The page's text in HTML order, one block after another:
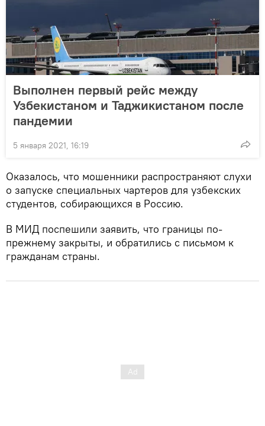
Выполнен первый рейс между
Узбекистаном и Таджикистаном после
пандемии
5 января 2021, 16:19
Оказалось, что мошенники распространяют слухи
о запуске специальных чартеров для узбекских
студентов, собирающихся в Россию.
В МИД поспешили заявить, что границы по-
прежнему закрыты, и обратились с письмом к
гражданам страны.